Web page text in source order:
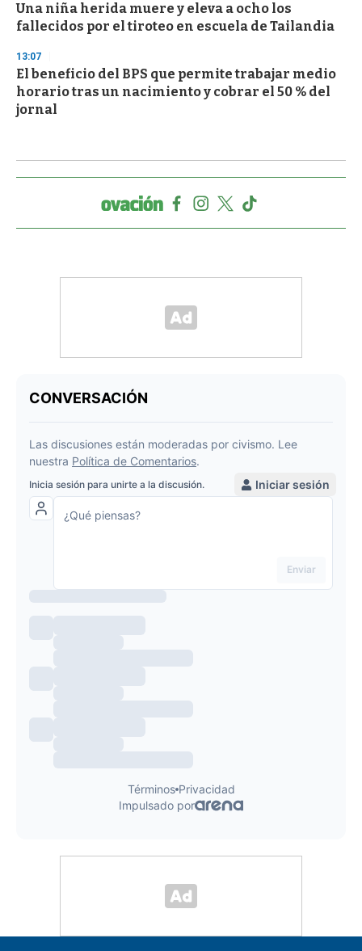
Una niña herida muere y eleva a ocho los
fallecidos por el tiroteo en escuela de Tailandia
13:07
El beneficio del BPS que permite trabajar medio
horario tras un nacimiento y cobrar el 50 % del
jornal